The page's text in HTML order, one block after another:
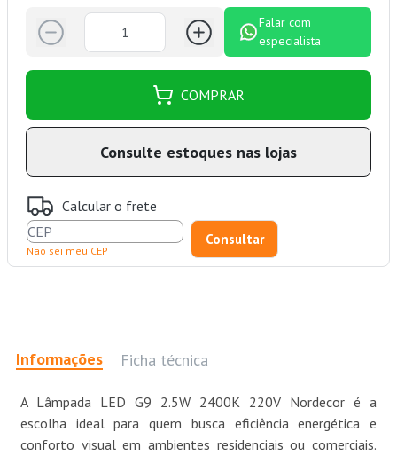
Falar com
especialista
COMPRAR
Consulte estoques nas lojas
Calcular o frete
Não sei meu CEP
Informações Ficha técnica
A Lâmpada LED G9 2.5W 2400K 220V Nordecor é a
escolha ideal para quem busca eficiência energética e
conforto visual em ambientes residenciais ou comerciais.